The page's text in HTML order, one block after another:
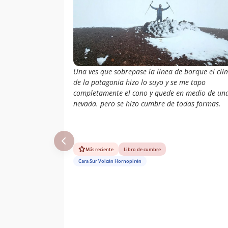
Aram Fuentes,
Enzo Esteffanni,
Raul Farfan,
Patricio Burnes,
Cesar Burnes
Una ves que sobrepase la linea de borque el
de la patagonia hizo lo suyo y se me tapo
completamente el cono y quede en medio de
nevada. pero se hizo cumbre de todas formas.
Más reciente
Libro de cumbre
Cara Sur Volcán Hornopirén